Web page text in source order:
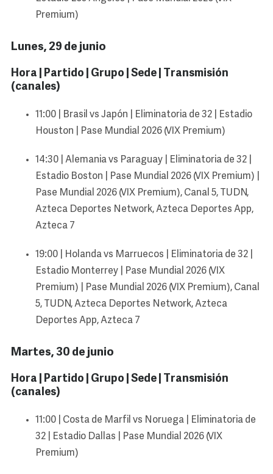
Premium)
Lunes, 29 de junio
Hora | Partido | Grupo | Sede | Transmisión
(canales)
11:00 | Brasil vs Japón | Eliminatoria de 32 | Estadio
Houston | Pase Mundial 2026 (VIX Premium)
14:30 | Alemania vs Paraguay | Eliminatoria de 32 |
Estadio Boston | Pase Mundial 2026 (VIX Premium) |
Pase Mundial 2026 (VIX Premium), Canal 5, TUDN,
Azteca Deportes Network, Azteca Deportes App,
Azteca 7
19:00 | Holanda vs Marruecos | Eliminatoria de 32 |
Estadio Monterrey | Pase Mundial 2026 (VIX
Premium) | Pase Mundial 2026 (VIX Premium), Canal
5, TUDN, Azteca Deportes Network, Azteca
Deportes App, Azteca 7
Martes, 30 de junio
Hora | Partido | Grupo | Sede | Transmisión
(canales)
11:00 | Costa de Marfil vs Noruega | Eliminatoria de
32 | Estadio Dallas | Pase Mundial 2026 (VIX
Premium)